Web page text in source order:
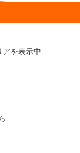
アを表示中